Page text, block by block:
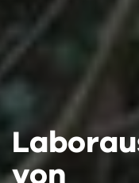
von
von
von